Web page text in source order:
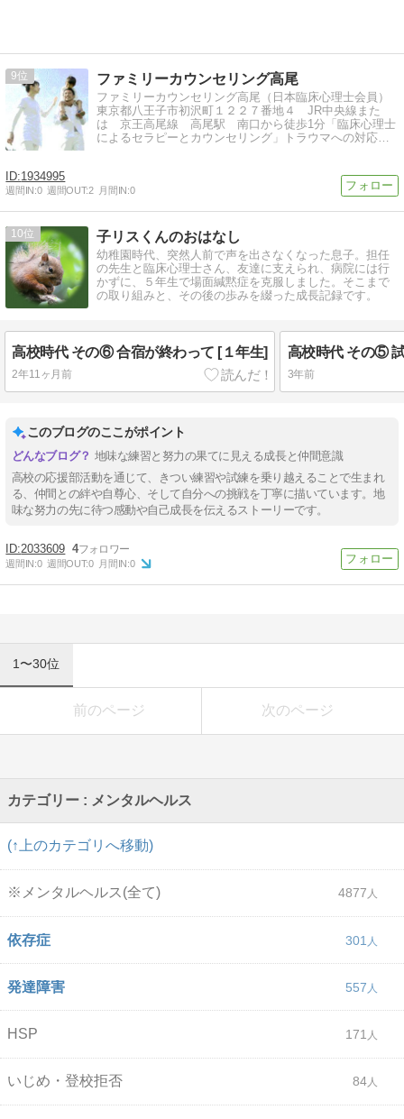
9 ファミリーカウンセリング高尾
ファミリーカウンセリング高尾（日本臨床心理士会員）
東京都八王子市初沢町１２２７番地４ JR中央線また
は 京王高尾線 高尾駅 南口から徒歩1分「臨床心理士
によるセラピーとカウンセリング」トラウマへの対応を
1934995
週間IN:0 週間OUT:2 月間IN:0
10 子リスくんのおはなし
幼稚園時代、突然人前で声を出さなくなった息子。担任
の先生と臨床心理士さん、友達に支えられ、病院には行
かずに、５年生で場面緘黙症を克服しました。そこまで
の取り組みと、その後の歩みを綴った成長記録です。
高校時代 その⑥ 合宿が終わって [１年生]
2年11ヶ月前
高校時代 その⑤
3年前
このブログのここがポイント
地味な練習と努力の果てに見える成長と仲間意識
高校の応援部活動を通じて、きつい練習や試練を乗り越えることで生まれ
る、仲間との絆や自尊心、そして自分への挑戦を丁寧に描いています。地
味な努力の先に待つ感動や自己成長を伝えるストーリーです。
2033609 4
週間IN:0 週間OUT:0 月間IN:0
1〜30位
前のページ 次のページ
カテゴリー : メンタルヘルス
(↑上のカテゴリへ移動)
※メンタルヘルス(全て) 4877
依存症 301
発達障害 557
HSP 171
いじめ・登校拒否 84